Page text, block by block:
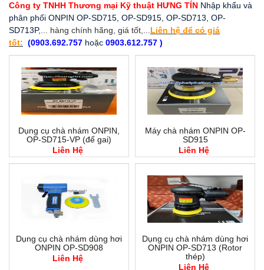
Công ty TNHH Thương mại Kỹ thuật HƯNG TÍN Nhập khẩu và
phân phối ONPIN OP-SD715, OP-SD915, OP-SD713, OP-
SD713P,... hàng chính hãng, giá tốt,... Liên hệ để có giá
tốt: (0903.692.757 hoặc 0903.612.757 )
Dụng cụ chà nhám ONPIN,
OP-SD715-VP (đế gai)
Liên Hệ
Máy chà nhám ONPIN OP-
SD915
Liên Hệ
Dụng cụ chà nhám dùng hơi
ONPIN OP-SD908
Liên Hệ
Dụng cụ chà nhám dùng hơi
ONPIN OP-SD713 (Rotor
thép)
Liên Hệ